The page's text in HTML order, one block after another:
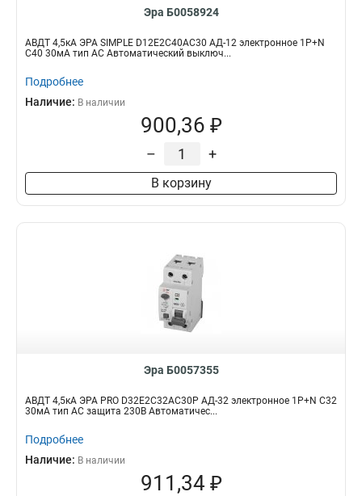
Эра Б0058924
АВДТ 4,5кА ЭРА SIMPLE D12E2C40AC30 АД-12 электронное 1P+N
С40 30мА тип АС Автоматический выключ...
Подробнее
Наличие: В наличии
900,36 ₽
– +
В корзину
Эра Б0057355
АВДТ 4,5кА ЭРА PRO D32E2C32АC30P АД-32 электронное 1P+N C32
30мА тип АC защита 230В Автоматичес...
Подробнее
Наличие: В наличии
911,34 ₽